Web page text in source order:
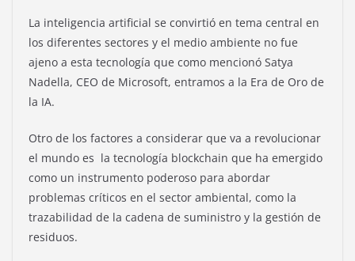
La inteligencia artificial se convirtió en tema central en
los diferentes sectores y el medio ambiente no fue
ajeno a esta tecnología que como mencionó Satya
Nadella, CEO de Microsoft, entramos a la Era de Oro de
la IA.
Otro de los factores a considerar que va a revolucionar
el mundo es la tecnología blockchain que ha emergido
como un instrumento poderoso para abordar
problemas críticos en el sector ambiental, como la
trazabilidad de la cadena de suministro y la gestión de
residuos.